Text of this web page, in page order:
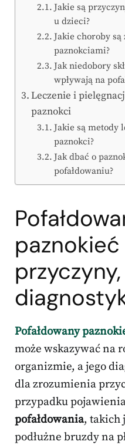
Jakie są
u dzieci?
Jakie choroby są
paznokciami?
Jak niedobory
wpływają na
Leczenie i
paznokci
Jakie są metody
paznokci?
Jak dbać o
pofałdowaniu?
Pofałdowany
może wskazywać na
organizmie, a jego
dla zrozumienia
przypadku
pofałdowania, takich
podłużne bruzdy na